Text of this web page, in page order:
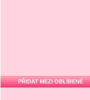
PŘIDAT MEZI OBLÍBENÉ